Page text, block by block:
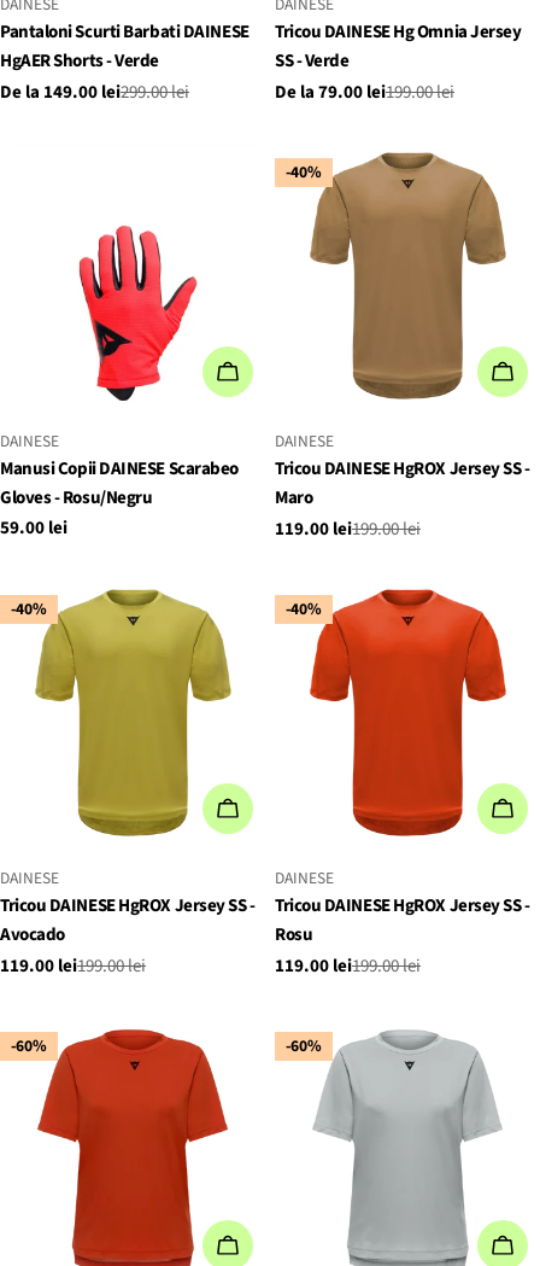
Pantaloni Scurti Barbati DAINESE
HgAER Shorts - Verde
Preț
De la 149.00 lei
Preț
299.00 lei
Tricou DAINESE Hg Omnia Jersey
SS - Verde
Preț
De la 79.00 lei
Preț
199.00 lei
ALEGEȚI OPȚIUNILE
FURNIZOR:
DAINESE
Manusi Copii DAINESE Scarabeo
Gloves - Rosu/Negru
Preț
59.00 lei
-40%
FURNIZOR:
DAINESE
Tricou DAINESE HgROX Jersey SS -
Maro
Preț
119.00 lei
Preț
199.00 lei
-40%
ALEGEȚI OPȚIUNILE
FURNIZOR:
DAINESE
Tricou DAINESE HgROX Jersey SS -
Avocado
Preț
119.00 lei
Preț
199.00 lei
-40%
FURNIZOR:
DAINESE
Tricou DAINESE HgROX Jersey SS -
Rosu
Preț
119.00 lei
Preț
199.00 lei
-60%
ALEGEȚI OPȚIUNILE
-60%